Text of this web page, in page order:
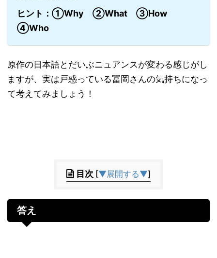
ヒント：①Why ②What ③How
④Who
原作の日本語とだいぶニュアンスが変わる感じがし
ますが、実は戸惑っている冨岡さんの気持ちになっ
て考えてみましょう！
目次 [▼展開する▼]
答え